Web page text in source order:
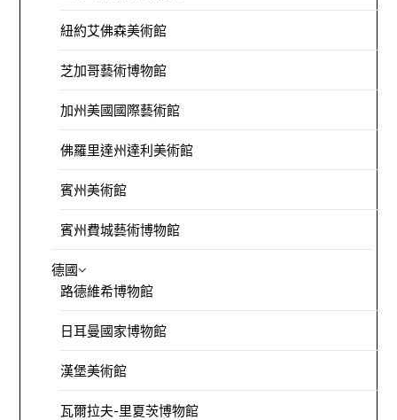
紐約艾佛森美術館
芝加哥藝術博物館
加州美國國際藝術館
佛羅里達州達利美術館
賓州美術館
賓州費城藝術博物館
德國
路德維希博物館
日耳曼國家博物館
漢堡美術館
瓦爾拉夫-里夏茨博物館